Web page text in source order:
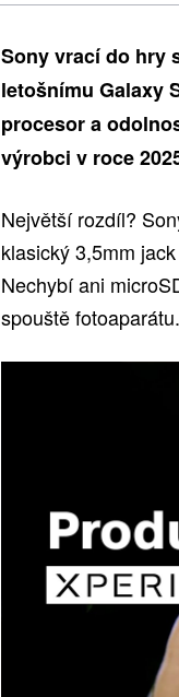
Sony vrací do hry
letošnímu Galaxy
procesor a
výrobci v roce
Největší rozdíl?
klasický 3,5mm
Nechybí ani
spouště